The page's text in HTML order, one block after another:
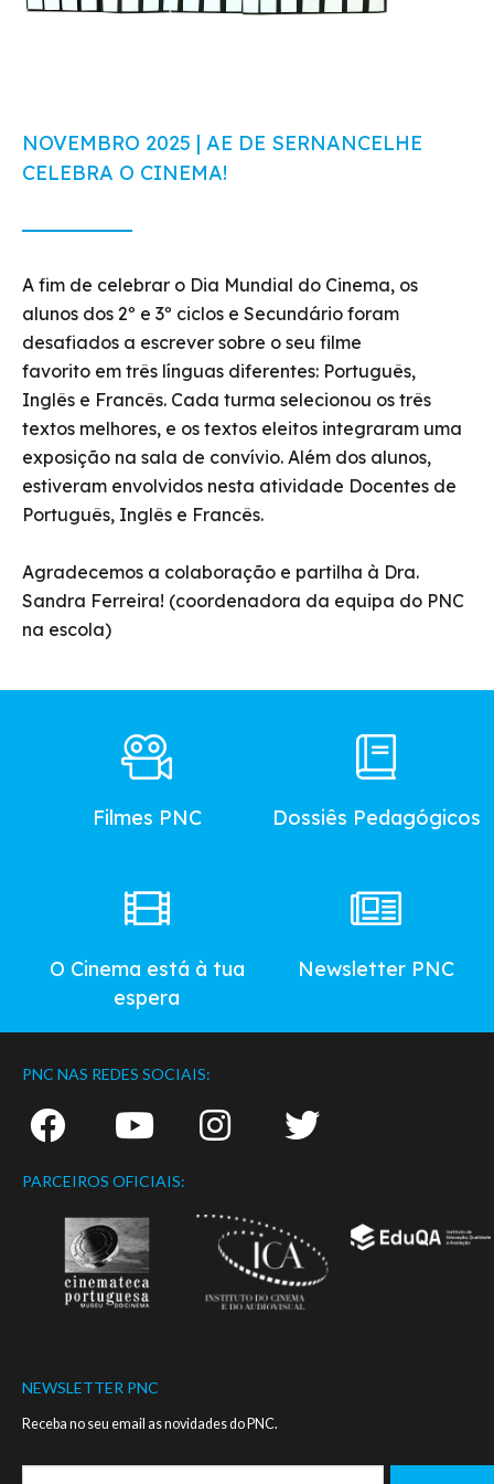
NOVEMBRO 2025 | AE DE SERNANCELHE
CELEBRA O CINEMA!
A fim de celebrar o Dia Mundial do Cinema, os
alunos dos 2º e 3º ciclos e Secundário foram
desafiados a escrever sobre o seu filme
favorito em três línguas diferentes: Português,
Inglês e Francês. Cada turma selecionou os três
textos melhores, e os textos eleitos integraram uma
exposição na sala de convívio. Além dos alunos,
estiveram envolvidos nesta atividade Docentes de
Português, Inglês e Francês.
Agradecemos a colaboração e partilha à Dra.
Sandra Ferreira! (coordenadora da equipa do PNC
na escola)
Filmes PNC Dossiês Pedagógicos
O Cinema está à tua
espera
Newsletter PNC
PNC NAS REDES SOCIAIS:
PARCEIROS OFICIAIS:
NEWSLETTER PNC
Receba no seu email as novidades do PNC.